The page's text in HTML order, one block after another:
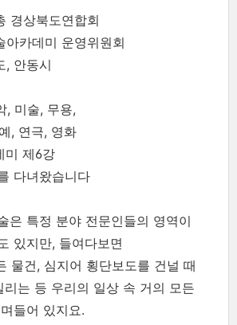
경상북도연합회
아카데미 운영위원회
, 안동시
, 미술, 무용,
, 연극, 영화
미 제6강
다녀왔습니다
은 특정 분야 전문인들의 영역이
있지만, 들여다보면
물건, 심지어 횡단보도를 건널 때
리는 등 우리의 일상 속 거의 모든
들어 있지요.